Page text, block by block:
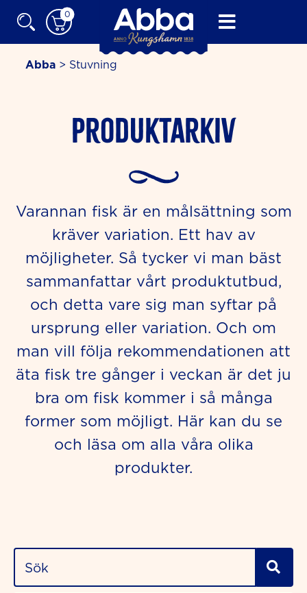
0
Abba> Stuvning
Produktarkiv
Varannan fisk är en målsättning som
kräver variation. Ett hav av
möjligheter. Så tycker vi man bäst
sammanfattar vårt produktutbud,
och detta vare sig man syftar på
ursprung eller variation. Och om
man vill följa rekommendationen att
äta fisk tre gånger i veckan är det ju
bra om fisk kommer i så många
former som möjligt. Här kan du se
och läsa om alla våra olika
produkter.